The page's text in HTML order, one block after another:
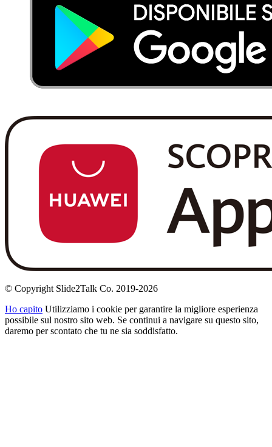
© Copyright Slide2Talk Co. 2019-2026
Ho capito Utilizziamo i cookie per garantire la migliore esperienza
possibile sul nostro sito web. Se continui a navigare su questo sito,
daremo per scontato che tu ne sia soddisfatto.